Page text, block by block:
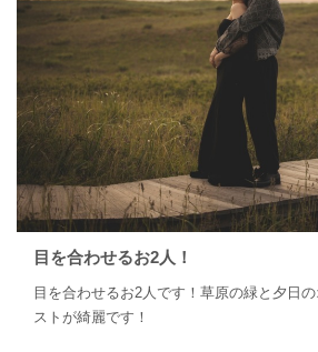
目を合わせるお2人！
目を合わせるお2人です！草原の緑と夕日
ストが綺麗です！